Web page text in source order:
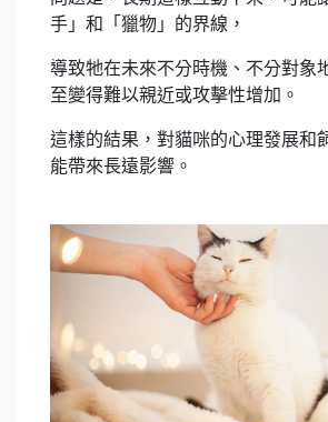
手」和「獵物」的界線，
導致牠在未來不分時機、不分對象
至變得難以親近或攻擊性增加。
這樣的結果，對貓咪的心理發展和
能帶來長遠影響。